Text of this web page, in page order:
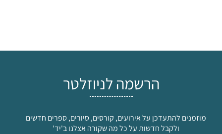
הרשמה לניוזלטר
מוזמנים להתעדכן על אירועים, קורסים, סיורים, ספרים חדשים
ולקבל חדשות על כל מה שקורה אצלנו ב'יד'